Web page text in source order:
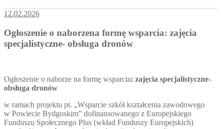
12.02.2026
Ogłoszenie o naborzena formę wsparcia: zajęcia
specjalistyczne- obsługa dronów
Ogłoszenie o naborze na formę wsparcia: zajęcia specjalistyczne-
obsługa dronów
w ramach projektu pt. „Wsparcie szkół kształcenia zawodowego
w Powiecie Bydgoskim” dofinansowanego z Europejskiego
Funduszu Społecznego Plus (wkład Funduszy Europejskich)